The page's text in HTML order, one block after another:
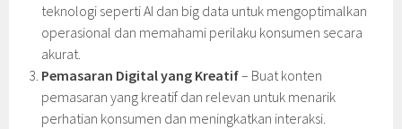
teknologi seperti AI dan big data untuk mengoptimalkan
operasional dan memahami perilaku konsumen secara
akurat.
Pemasaran Digital yang Kreatif– Buat konten
pemasaran yang kreatif dan relevan untuk menarik
perhatian konsumen dan meningkatkan interaksi.